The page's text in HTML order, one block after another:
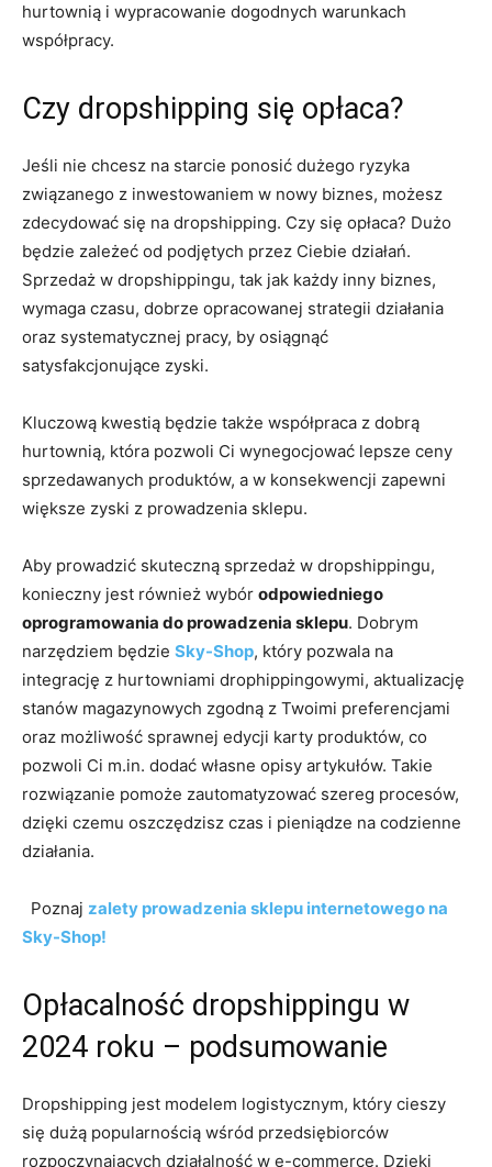
hurtownią i wypracowanie dogodnych warunkach
współpracy.
Czy dropshipping się opłaca?
Jeśli nie chcesz na starcie ponosić dużego ryzyka
związanego z inwestowaniem w nowy biznes, możesz
zdecydować się na dropshipping. Czy się opłaca? Dużo
będzie zależeć od podjętych przez Ciebie działań.
Sprzedaż w dropshippingu, tak jak każdy inny biznes,
wymaga czasu, dobrze opracowanej strategii działania
oraz systematycznej pracy, by osiągnąć
satysfakcjonujące zyski.
Kluczową kwestią będzie także współpraca z dobrą
hurtownią, która pozwoli Ci wynegocjować lepsze ceny
sprzedawanych produktów, a w konsekwencji zapewni
większe zyski z prowadzenia sklepu.
Aby prowadzić skuteczną sprzedaż w dropshippingu,
konieczny jest również wybór odpowiedniego
oprogramowania do prowadzenia sklepu. Dobrym
narzędziem będzie Sky-Shop, który pozwala na
integrację z hurtowniami drophippingowymi, aktualizację
stanów magazynowych zgodną z Twoimi preferencjami
oraz możliwość sprawnej edycji karty produktów, co
pozwoli Ci m.in. dodać własne opisy artykułów. Takie
rozwiązanie pomoże zautomatyzować szereg procesów,
dzięki czemu oszczędzisz czas i pieniądze na codzienne
działania.
Poznaj zalety prowadzenia sklepu internetowego na
Sky-Shop!
Opłacalność dropshippingu w
2024 roku – podsumowanie
Dropshipping jest modelem logistycznym, który cieszy
się dużą popularnością wśród przedsiębiorców
rozpoczynających działalność w e-commerce. Dzięki